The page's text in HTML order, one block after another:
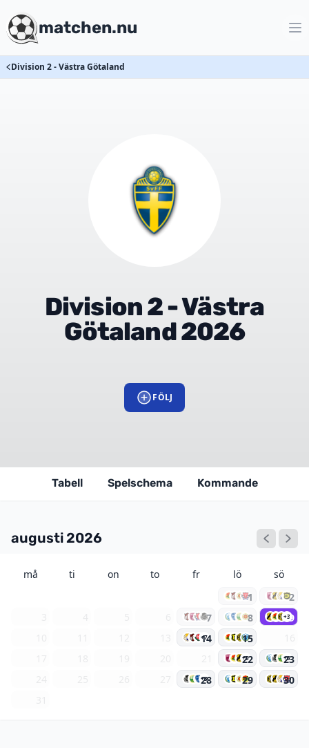
matchen.nu
Division 2 - Västra Götaland
Division 2 - Västra
Götaland 2026
FÖLJ
Tabell Spelschema Kommande
augusti 2026
må ti on to fr lö
sö
1
2
7 8 9
+3
14
+7 15
22
+5 23
+3
28
+3 29
30